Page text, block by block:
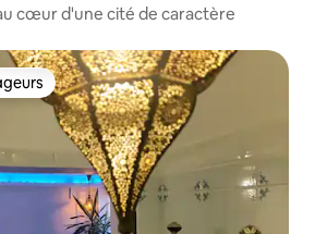
cœur d'une cité de caractère